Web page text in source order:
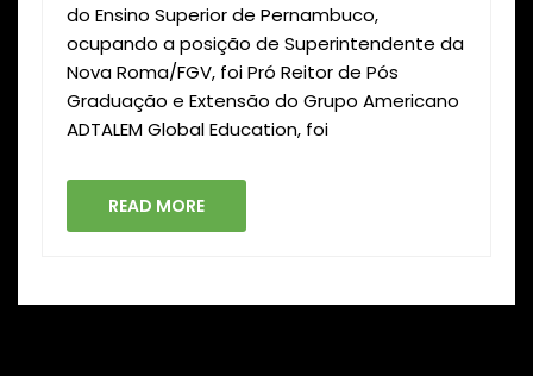
do Ensino Superior de Pernambuco,
ocupando a posição de Superintendente da
Nova Roma/FGV, foi Pró Reitor de Pós
Graduação e Extensão do Grupo Americano
ADTALEM Global Education, foi
READ MORE